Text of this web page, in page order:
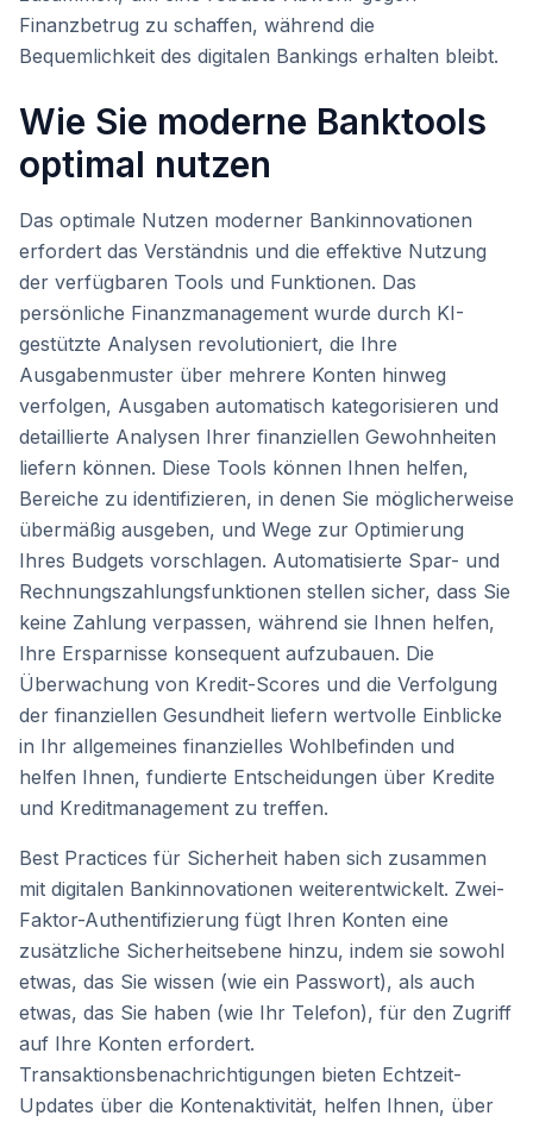
Finanzbetrug zu schaffen, während die
Bequemlichkeit des digitalen Bankings erhalten bleibt.
Wie Sie moderne Banktools
optimal nutzen
Das optimale Nutzen moderner Bankinnovationen
erfordert das Verständnis und die effektive Nutzung
der verfügbaren Tools und Funktionen. Das
persönliche Finanzmanagement wurde durch KI-
gestützte Analysen revolutioniert, die Ihre
Ausgabenmuster über mehrere Konten hinweg
verfolgen, Ausgaben automatisch kategorisieren und
detaillierte Analysen Ihrer finanziellen Gewohnheiten
liefern können. Diese Tools können Ihnen helfen,
Bereiche zu identifizieren, in denen Sie möglicherweise
übermäßig ausgeben, und Wege zur Optimierung
Ihres Budgets vorschlagen. Automatisierte Spar- und
Rechnungszahlungsfunktionen stellen sicher, dass Sie
keine Zahlung verpassen, während sie Ihnen helfen,
Ihre Ersparnisse konsequent aufzubauen. Die
Überwachung von Kredit-Scores und die Verfolgung
der finanziellen Gesundheit liefern wertvolle Einblicke
in Ihr allgemeines finanzielles Wohlbefinden und
helfen Ihnen, fundierte Entscheidungen über Kredite
und Kreditmanagement zu treffen.
Best Practices für Sicherheit haben sich zusammen
mit digitalen Bankinnovationen weiterentwickelt. Zwei-
Faktor-Authentifizierung fügt Ihren Konten eine
zusätzliche Sicherheitsebene hinzu, indem sie sowohl
etwas, das Sie wissen (wie ein Passwort), als auch
etwas, das Sie haben (wie Ihr Telefon), für den Zugriff
auf Ihre Konten erfordert.
Transaktionsbenachrichtigungen bieten Echtzeit-
Updates über die Kontenaktivität, helfen Ihnen, über